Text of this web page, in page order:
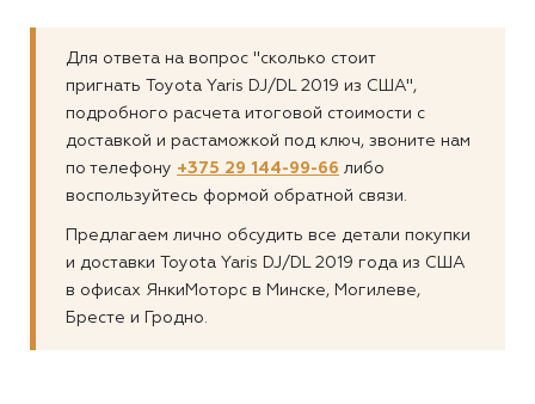
Для ответа на вопрос "сколько стоит
пригнать Toyota Yaris DJ/DL 2019 из США",
подробного расчета итоговой стоимости с
доставкой и растаможкой под ключ, звоните нам
по телефону +375 29 144-99-66 либо
воспользуйтесь формой обратной связи.
Предлагаем лично обсудить все детали покупки
и доставки Toyota Yaris DJ/DL 2019 года из США
в офисах ЯнкиМоторс в Минске, Могилеве,
Бресте и Гродно.